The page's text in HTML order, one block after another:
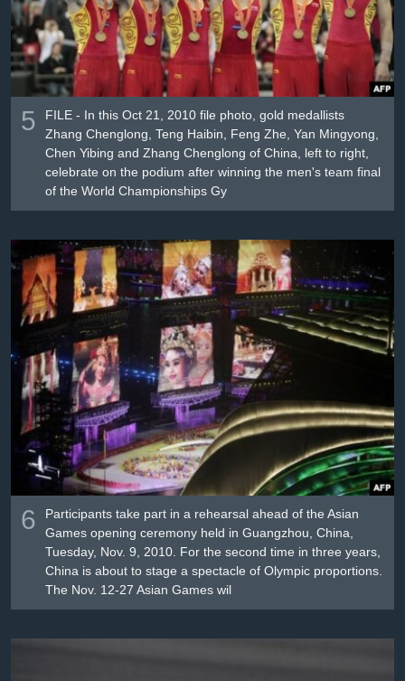
Լեզուներ
5
FILE - In this Oct 21, 2010 file photo, gold medallists
Zhang Chenglong, Teng Haibin, Feng Zhe, Yan Mingyong,
Chen Yibing and Zhang Chenglong of China, left to right,
celebrate on the podium after winning the men's team final
of the World Championships Gy
6
Participants take part in a rehearsal ahead of the Asian
Games opening ceremony held in Guangzhou, China,
Tuesday, Nov. 9, 2010. For the second time in three years,
China is about to stage a spectacle of Olympic proportions.
The Nov. 12-27 Asian Games wil